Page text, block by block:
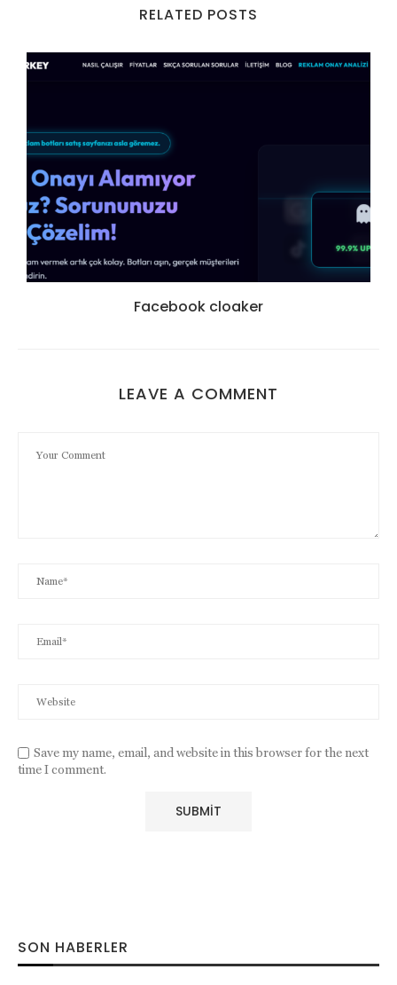
RELATED POSTS
Facebook cloaker
LEAVE A COMMENT
Save my name, email, and website in this browser for the next
time I comment.
SON HABERLER